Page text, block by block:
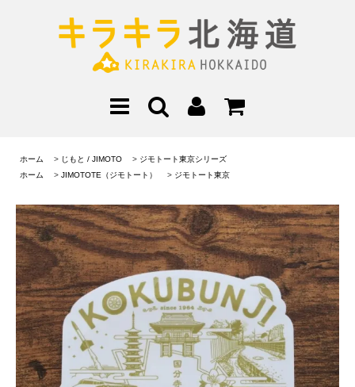
ホーム > じもと / JIMOTO > ジモトート東京シリーズ
ホーム
> JIMOTOTE（ジモトート） > ジモトート東京